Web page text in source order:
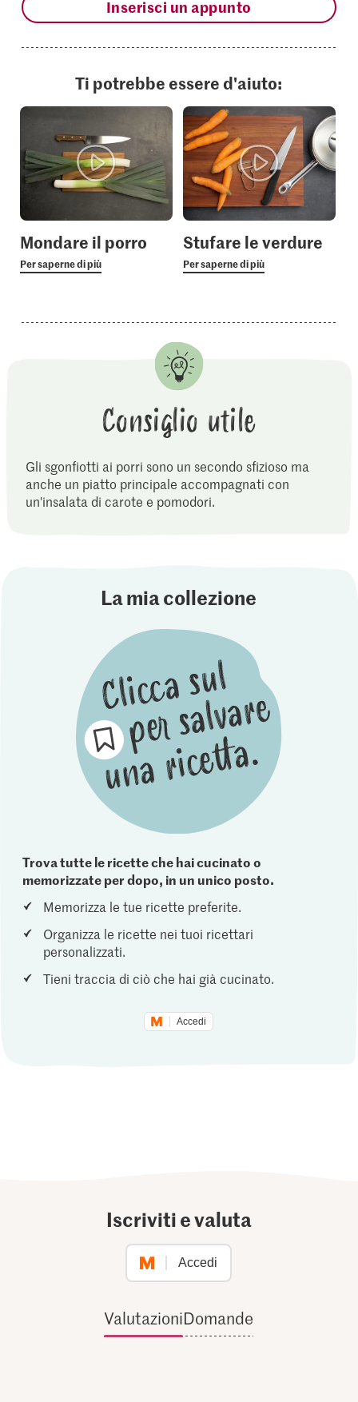
Inserisci un appunto
Ti potrebbe essere d'aiuto:
Mondare il porro
Per saperne di più
Stufare le verdure
Per saperne di più
Consiglio utile
Gli sgonfiotti ai porri sono un secondo sfizioso ma
anche un piatto principale accompagnati con
un'insalata di carote e pomodori.
La mia collezione
Trova tutte le ricette che hai cucinato o
memorizzate per dopo, in un unico posto.
Memorizza le tue ricette preferite.
Organizza le ricette nei tuoi ricettari
personalizzati.
Tieni traccia di ciò che hai già cucinato.
Accedi
Iscriviti e valuta
Accedi
ValutazioniDomande